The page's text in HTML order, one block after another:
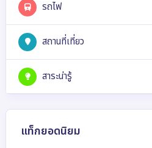
รถไฟ
สถานที่เที่ยว
สาระน่ารู้
แท็กยอดนิยม